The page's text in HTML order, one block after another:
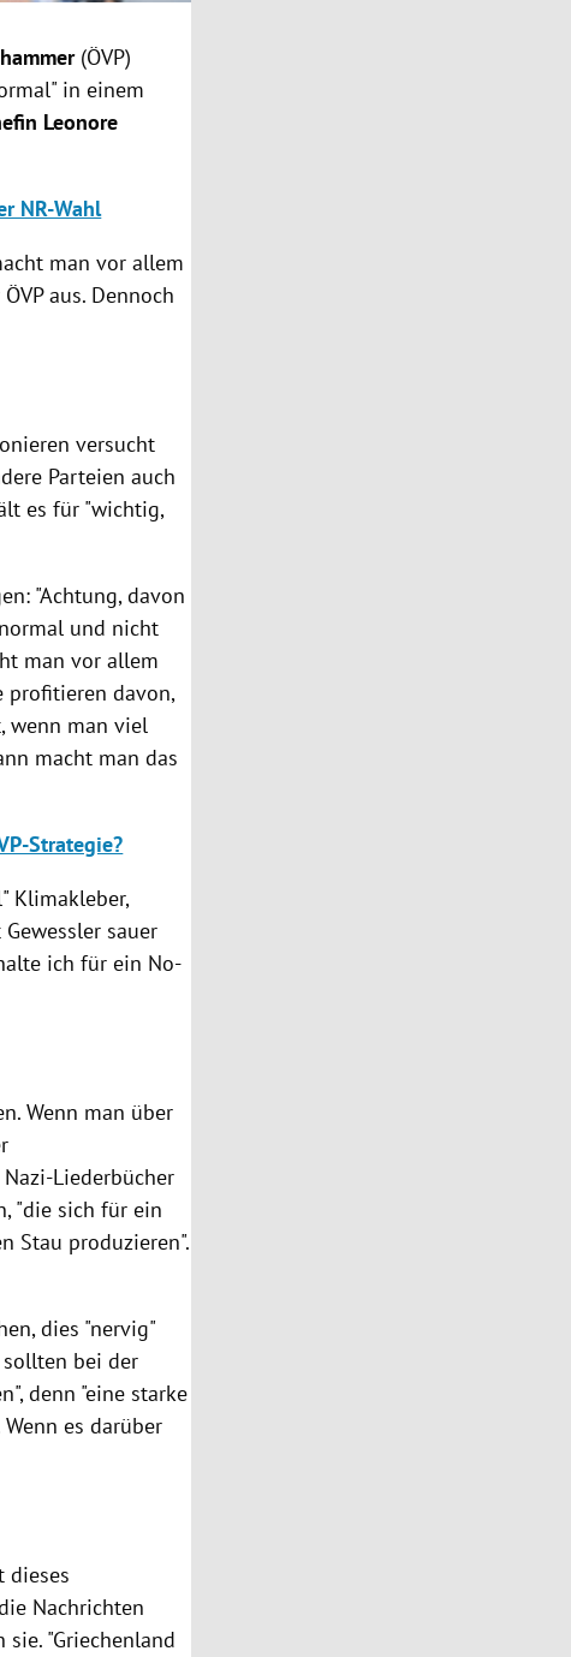
(ÖVP)
in einem
Leonore
NR-Wahl
man vor allem
aus. Dennoch
versucht
Parteien auch
es für "wichtig,
"Achtung, davon
und nicht
man vor allem
profitieren davon,
wenn man viel
macht man das
Strategie?
Klimakleber,
sauer
ich für ein No-
Wenn man über
Liederbücher
"die sich für ein
Stau produzieren".
dies "nervig"
bei der
denn "eine starke
es darüber
dieses
Nachrichten
"Griechenland